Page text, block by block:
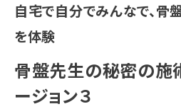
自宅で自分でみんなで、骨
を体験
骨盤先生の秘密の施
ージョン３